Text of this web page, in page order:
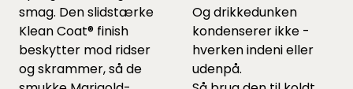
smag. Den slidstærke
Klean Coat® finish
beskytter mod ridser
og skrammer, så de
Og drikkedunken
kondenserer ikke -
hverken indeni eller
udenpå.